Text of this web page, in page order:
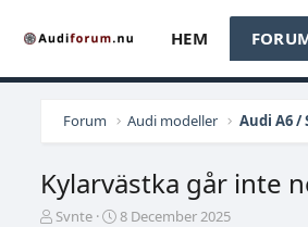
HEM
Forum Audi modeller Audi A6 /
Kylarvästka går inte
T
Svnte
S
8 December 2025